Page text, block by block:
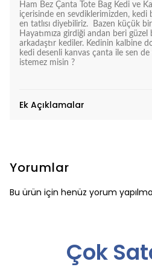
Ham Bez Çanta Tote Bag Kedi ve
içerisinde en sevdiklerimizden, kedi
en tatlısı diyebiliriz. Bazen küçük
Hayatımıza girdiği andan beri
arkadaştır kediler. Kedinin kalbine
kedi desenli kanvas çanta ile sen
istemez misin ?
Ek Açıklamalar
Yorumlar
Bu ürün için henüz yorum
Çok